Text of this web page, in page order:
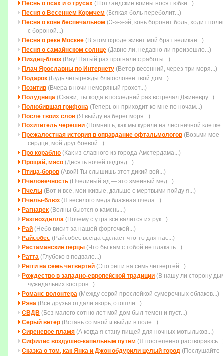
Песнь о псах и о трусах (Шотландские воины носят юбки...)
Песня о Весеннем Кормчем (Всякая боль переболит...)
Песня о коне беспечальном (Э-э-э-эй, конь боронит боль, ходит
с бороной...)
Песня о реке Москве (В этом городе живет мой брат великан...)
Песня о самайнском солнце (Давно ли, недавно ли произошло...)
Пиздец-блюз (Вау! Пятый раз прогнали с работы...)
Плач Ярославны по Интернету (Ветер весенний, через три моря...)
Подарок (Будь четыpежды благословен твой дом...)
Позитив (Вчера в ночи немеряный грохот...)
Полудница (Скажи, ты когда в последний раз встречал Джиневру...)
Полюбившая грифона (Тепеpь он пpиходит ко мне по ночам...)
После твоих слов (Я выйду на берег моря...)
Похититель черешни (Помнишь, как мы курили на лестничной
Прежалостная история в оправдание офтальмологов (Возьми мое
сеpдце, мой дpуг боевой...)
Про кораблю (Как из славного из города Амстердама...)
Прощай, мясо (Десять ночей подряд...)
Птица-боров (Авой! Ты слышишь этот дикий вой...)
Пчеловечность (Пчелиный яд — это змеиный мед...)
Пчелы (Вот и все, мои живые, дальше с мертвыми пойду я...)
Пчелы-блюз (Я веселого меда блажная пчела...)
Рагнарек (Волны бьются о камень...)
Разгвозделла (Почему с утра все валится из рук...)
Рай (Небо висит за нашей форточкой...)
Райсобес (Райсобес всегда сделает что-то для нас...)
Растаманские перцы (Что бы нам с тобой не плакать...)
Ратта (Глубоко в подвале...)
Регги на семь четвертей (Это регги на семь четвертей...)
Рождество в западно-европейской традиции (В нашу ли сторону
чужедальних костров...)
Романс волонтера (Между серой прослойкой сумеречных облаков...)
Рэна (Все друзья отдали якорь, отошли...)
СВДВ (Без малого сотню лет мой дом был темен и пуст...)
Серый ветер (Встань со мной и выйди в поле...)
Сиреневое пламя (А когда я стану пищей для ночных мотыльков...)
Сифилис воздушно-капельным путем (Я постепенно
Сказка о том, как Янка и Джон обдурили целый город (Послушайте